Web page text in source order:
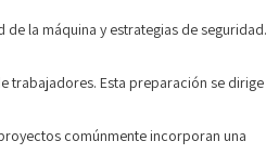
la máquina y estrategias de
trabajadores. Esta preparación se dirige
comúnmente incorporan una